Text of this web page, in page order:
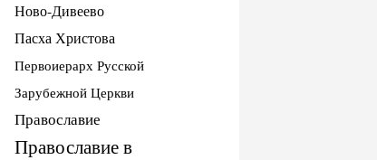
Ново-Дивеево
Пасха Христова
Первоиерарх Русской
Зарубежной Церкви
Православие
Православие в